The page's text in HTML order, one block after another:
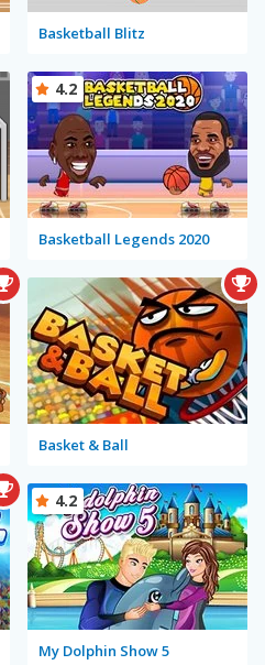
Basketball Blitz
Basketball Legends 2020
4.2
Basket & Ball
My Dolphin Show 5
4.2